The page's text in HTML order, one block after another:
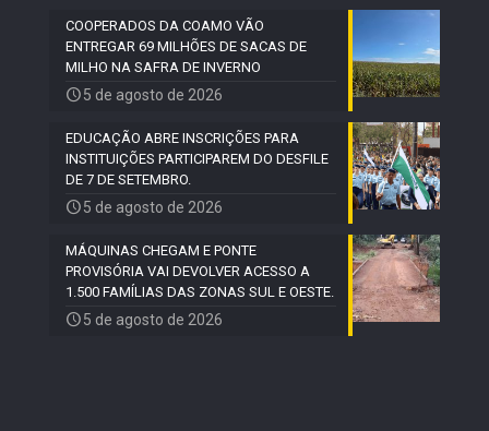
COOPERADOS DA COAMO VÃO
ENTREGAR 69 MILHÕES DE SACAS DE
MILHO NA SAFRA DE INVERNO
5 de agosto de 2026
EDUCAÇÃO ABRE INSCRIÇÕES PARA
INSTITUIÇÕES PARTICIPAREM DO DESFILE
DE 7 DE SETEMBRO.
5 de agosto de 2026
MÁQUINAS CHEGAM E PONTE
PROVISÓRIA VAI DEVOLVER ACESSO A
1.500 FAMÍLIAS DAS ZONAS SUL E OESTE.
5 de agosto de 2026